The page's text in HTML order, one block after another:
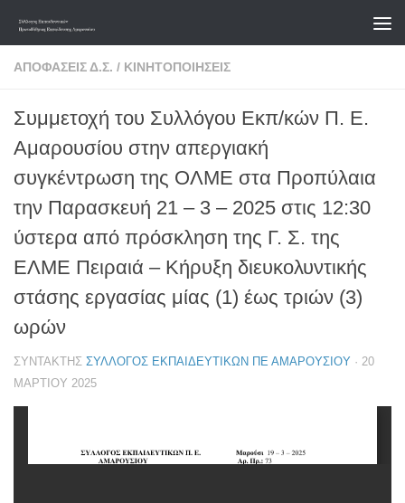
Skip to content
ΑΠΟΦΆΣΕΙΣ Δ.Σ. / ΚΙΝΗΤΟΠΟΙΉΣΕΙΣ
Συμμετοχή του Συλλόγου Εκπ/κών Π. Ε.
Αμαρουσίου στην απεργιακή
συγκέντρωση της ΟΛΜΕ στα Προπύλαια
την Παρασκευή 21 – 3 – 2025 στις 12:30
ύστερα από πρόσκληση της Γ. Σ. της
ΕΛΜΕ Πειραιά – Κήρυξη διευκολυντικής
στάσης εργασίας μίας (1) έως τριών (3)
ωρών
ΣΥΝΤΆΚΤΗΣ ΣΎΛΛΟΓΟΣ ΕΚΠΑΙΔΕΥΤΙΚΏΝ ΠΕ ΑΜΑΡΟΥΣΊΟΥ · 20
ΜΑΡΤΊΟΥ 2025